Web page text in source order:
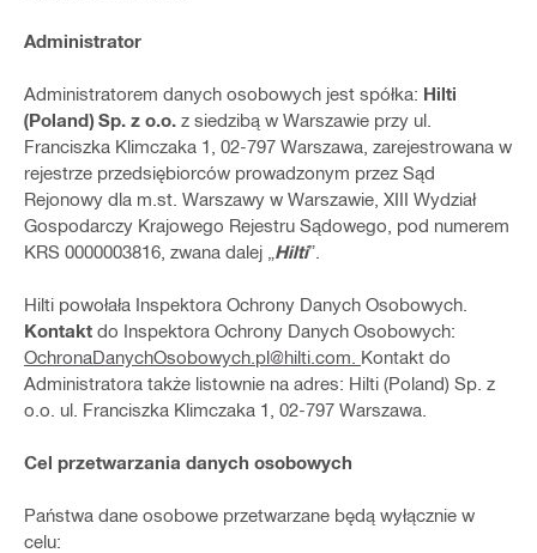
Administrator
Administratorem danych osobowych jest spółka: Hilti
(Poland) Sp. z o.o. z siedzibą w Warszawie przy ul.
Franciszka Klimczaka 1, 02-797 Warszawa, zarejestrowana w
rejestrze przedsiębiorców prowadzonym przez Sąd
Rejonowy dla m.st. Warszawy w Warszawie, XIII Wydział
Gospodarczy Krajowego Rejestru Sądowego, pod numerem
KRS 0000003816, zwana dalej „ Hilti”.
Hilti powołała Inspektora Ochrony Danych Osobowych.
Kontakt do Inspektora Ochrony Danych Osobowych:
OchronaDanychOsobowych.pl@hilti.com. Kontakt do
Administratora także listownie na adres: Hilti (Poland) Sp. z
o.o. ul. Franciszka Klimczaka 1, 02-797 Warszawa.
Cel przetwarzania danych osobowych
Państwa dane osobowe przetwarzane będą wyłącznie w
celu: